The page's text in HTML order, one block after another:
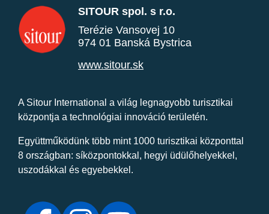
SITOUR spol. s r.o.
Terézie Vansovej 10
974 01 Banská Bystrica
www.sitour.sk
A Sitour International a világ legnagyobb turisztikai
központja a technológiai innováció területén.
Együttműködünk több mint 1000 turisztikai központtal
8 országban: síközpontokkal, hegyi üdülőhelyekkel,
uszodákkal és egyebekkel.